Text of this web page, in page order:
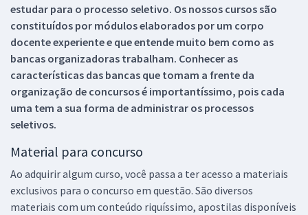
estudar para o processo seletivo. Os nossos cursos são
constituídos por módulos elaborados por um corpo
docente experiente e que entende muito bem como as
bancas organizadoras trabalham. Conhecer as
características das bancas que tomam a frente da
organização de concursos é importantíssimo, pois cada
uma tem a sua forma de administrar os processos
seletivos.
Material para concurso
Ao adquirir algum curso, você passa a ter acesso a materiais
exclusivos para o concurso em questão. São diversos
materiais com um conteúdo riquíssimo, apostilas disponíveis